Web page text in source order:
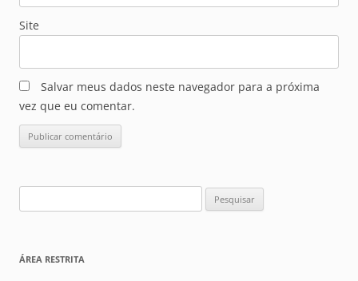
Site
Salvar meus dados neste navegador para a próxima
vez que eu comentar.
por:
ÁREA RESTRITA